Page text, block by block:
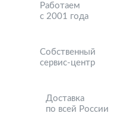
Работаем
с 2001 года
Собственный
сервис-центр
Доставка
по всей России